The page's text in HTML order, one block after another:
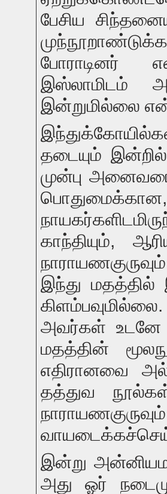
பேசிய
போராடினர்
இஸ்லாமிடம்
இன்றுமில்லை
தடையும்
முன்பு
காந்தியும்,
இந்து மதத்தில்
அவர்கள் உடனே
மதத்தின்
எதிரானவை
தத்துவ
இன்று
அது ஓர்